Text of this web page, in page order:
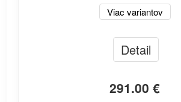
Viac variantov
Detail
291.00 €